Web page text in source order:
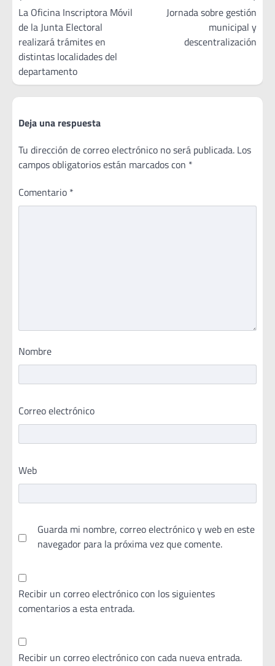
de
entradas
La Oficina Inscriptora Móvil
de la Junta Electoral
realizará trámites en
distintas localidades del
departamento
Jornada sobre gestión
municipal y
descentralización
Deja una respuesta
Tu dirección de correo electrónico no será publicada. Los
campos obligatorios están marcados con *
Comentario *
Nombre
Correo electrónico
Web
Guarda mi nombre, correo electrónico y web en este
navegador para la próxima vez que comente.
Recibir un correo electrónico con los siguientes
comentarios a esta entrada.
Recibir un correo electrónico con cada nueva entrada.